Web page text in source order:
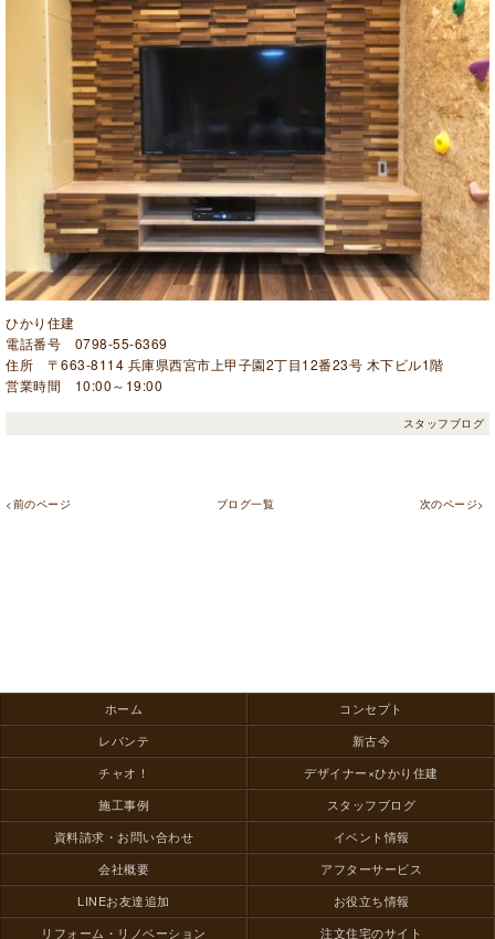
ひかり住建
電話番号 0798-55-6369
住所 〒663-8114 兵庫県西宮市上甲子園2丁目12番23号 木下ビル1階
営業時間 10:00～19:00
スタッフブログ
<前のページ ブログ一覧 次のページ>
ホーム
コンセプト
レバンテ
新古今
チャオ！
デザイナー×ひかり住建
施工事例
スタッフブログ
資料請求・お問い合わせ
イベント情報
会社概要
アフターサービス
LINEお友達追加
お役立ち情報
リフォーム・リノベーション
注文住宅のサイト